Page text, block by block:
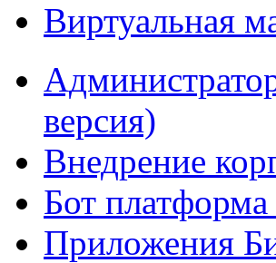
Виртуальная
версия)
Внедрение
Бот
Приложения